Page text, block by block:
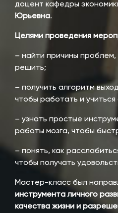
доцент кафедры
Юрьевна.
Целями проведения
– найти причины проблем,
решить;
– получить алгоритм
чтобы работать и учиться
– узнать простые
работы мозга, чтобы
– понять, как
чтобы получать
Мастер-класс был
инструмента личного
качества жизни и